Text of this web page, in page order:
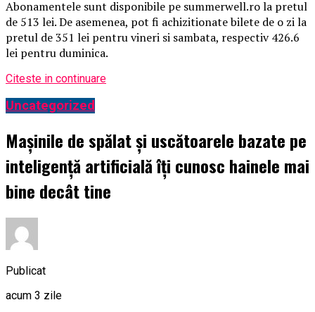
Abonamentele sunt disponibile pe summerwell.ro la pretul
de 513 lei. De asemenea, pot fi achizitionate bilete de o zi la
pretul de 351 lei pentru vineri si sambata, respectiv 426.6
lei pentru duminica.
Citeste in continuare
Uncategorized
Mașinile de spălat și uscătoarele bazate pe
inteligență artificială îți cunosc hainele mai
bine decât tine
Publicat
acum 3 zile